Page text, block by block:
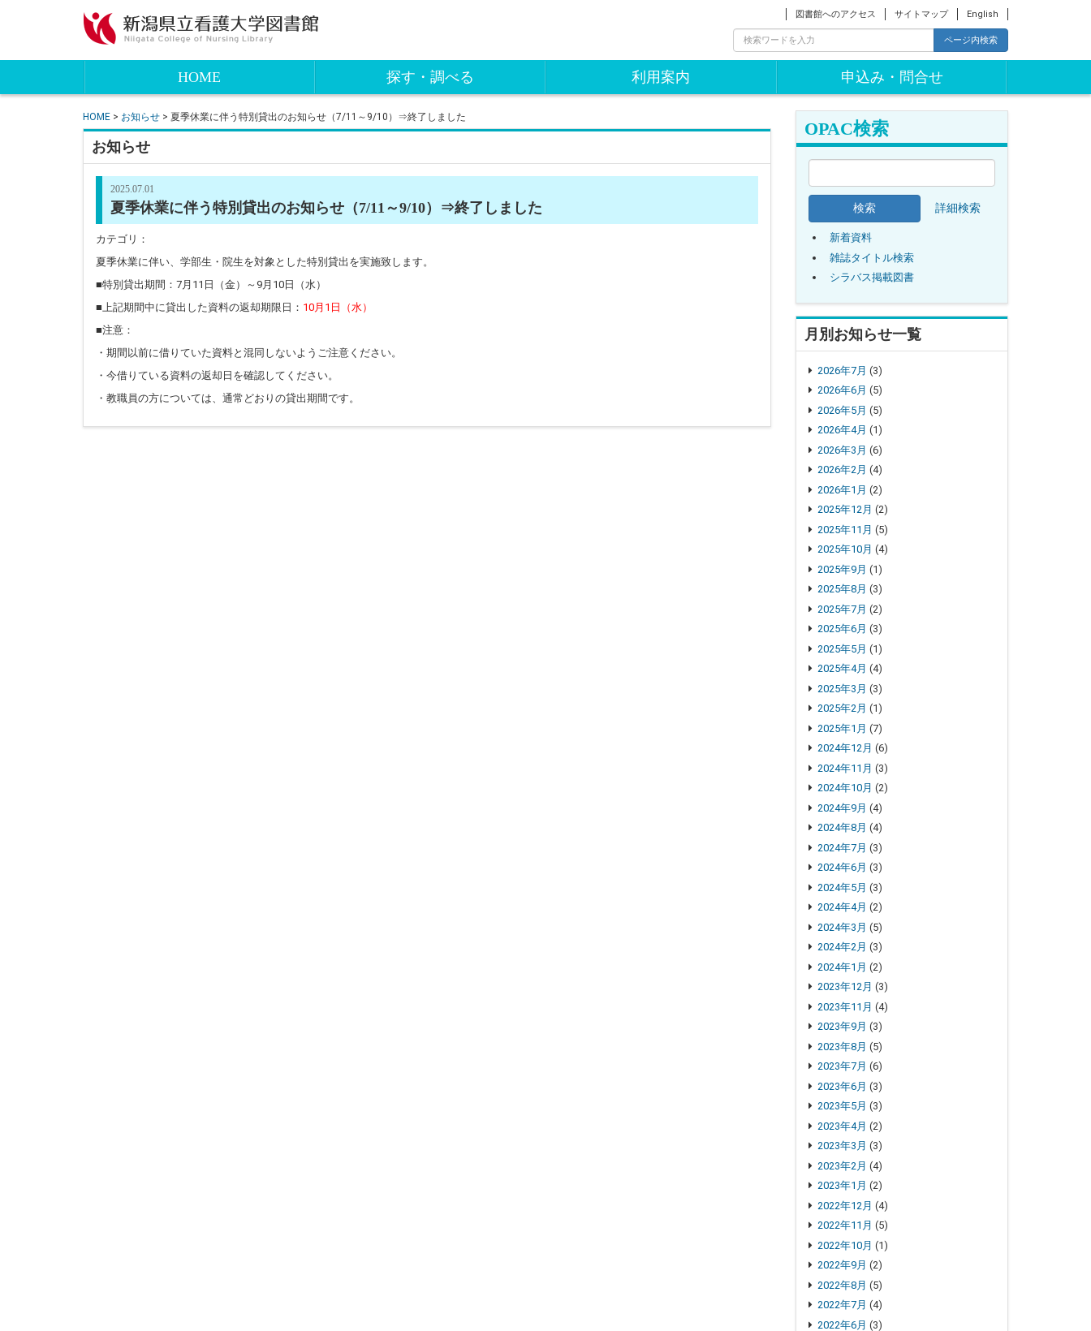
図書館へのアクセス サイトマップ English
ページ内検索
HOME 探す・調べる 利用案内 申込み・問合せ
OPAC検索
詳細検索
新着資料
雑誌タイトル検索
シラバス掲載図書
月別お知らせ一覧
2026年7月 (3)
2026年6月 (5)
2026年5月 (5)
2026年4月 (1)
2026年3月 (6)
2026年2月 (4)
2026年1月 (2)
2025年12月 (2)
2025年11月 (5)
2025年10月 (4)
2025年9月 (1)
2025年8月 (3)
2025年7月 (2)
2025年6月 (3)
2025年5月 (1)
2025年4月 (4)
2025年3月 (3)
2025年2月 (1)
2025年1月 (7)
2024年12月 (6)
2024年11月 (3)
2024年10月 (2)
2024年9月 (4)
2024年8月 (4)
2024年7月 (3)
2024年6月 (3)
2024年5月 (3)
2024年4月 (2)
2024年3月 (5)
2024年2月 (3)
2024年1月 (2)
2023年12月 (3)
2023年11月 (4)
2023年9月 (3)
2023年8月 (5)
2023年7月 (6)
2023年6月 (3)
2023年5月 (3)
2023年4月 (2)
2023年3月 (3)
2023年2月 (4)
2023年1月 (2)
2022年12月 (4)
2022年11月 (5)
2022年10月 (1)
2022年9月 (2)
2022年8月 (5)
2022年7月 (4)
2022年6月 (3)
HOME > お知らせ > 夏季休業に伴う特別貸出のお知らせ（7/11～9/10）⇒終了しました
お知らせ
2025.07.01
夏季休業に伴う特別貸出のお知らせ（7/11～9/10）⇒終了しました
カテゴリ：
夏季休業に伴い、学部生・院生を対象とした特別貸出を実施致します。
■特別貸出期間：7月11日（金）～9月10日（水）
■上記期間中に貸出した資料の返却期限日： 10月1日（水）
■注意：
・期間以前に借りていた資料と混同しないようご注意ください。
・今借りている資料の返却日を確認してください。
・教職員の方については、通常どおりの貸出期間です。